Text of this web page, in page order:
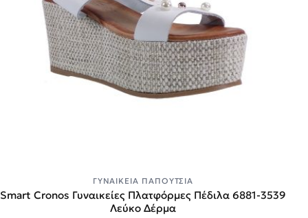
ΓΥΝΑΙΚΕΊΑ ΠΑΠΟΎΤΣΙΑ
Smart Cronos Γυναικείες Πλατφόρμες Πέδιλα 6881-3539
Λεύκο Δέρμα